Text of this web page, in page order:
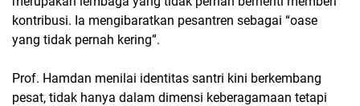
kontribusi. Ia mengibaratkan pesantren sebagai “oase
yang tidak pernah kering”.
Prof. Hamdan menilai identitas santri kini berkembang
pesat, tidak hanya dalam dimensi keberagamaan tetapi